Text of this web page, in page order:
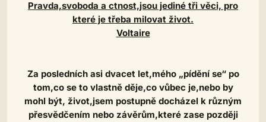
Pravda,svoboda a ctnost,jsou jediné tři věci, pro
které je třeba milovat život.
Voltaire
Za posledních asi dvacet let,mého „pídění se“ po
tom,co se to vlastně děje,co vůbec je,nebo by
mohl být, život,jsem postupně docházel k různým
přesvědčením nebo závěrům,které zase později